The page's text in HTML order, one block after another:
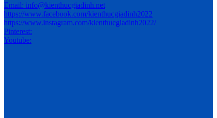
Email: info@kienthucgiadinh.net
https://www.facebook.com/kienthucgiadinh2022
https://www.instagram.com/kienthucgiadinh2022/
Pinterest:
Youtube: